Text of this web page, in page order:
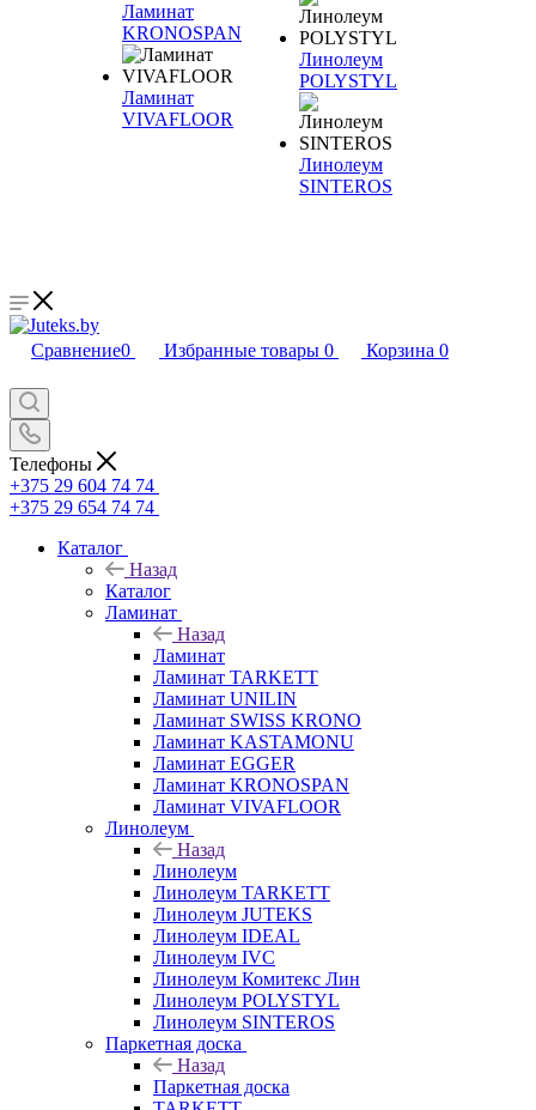
Ламинат
KRONOSPAN
Ламинат
VIVAFLOOR
Линолеум
POLYSTYL
Линолеум
SINTEROS
Сравнение0 Избранные товары 0 Корзина 0
Телефоны
+375 29 604 74 74
+375 29 654 74 74
Каталог
Назад
Каталог
Ламинат
Назад
Ламинат
Ламинат TARKETT
Ламинат UNILIN
Ламинат SWISS KRONO
Ламинат KASTAMONU
Ламинат EGGER
Ламинат KRONOSPAN
Ламинат VIVAFLOOR
Линолеум
Назад
Линолеум
Линолеум TARKETT
Линолеум JUTEKS
Линолеум IDEAL
Линолеум IVC
Линолеум Комитекс Лин
Линолеум POLYSTYL
Линолеум SINTEROS
Паркетная доска
Назад
Паркетная доска